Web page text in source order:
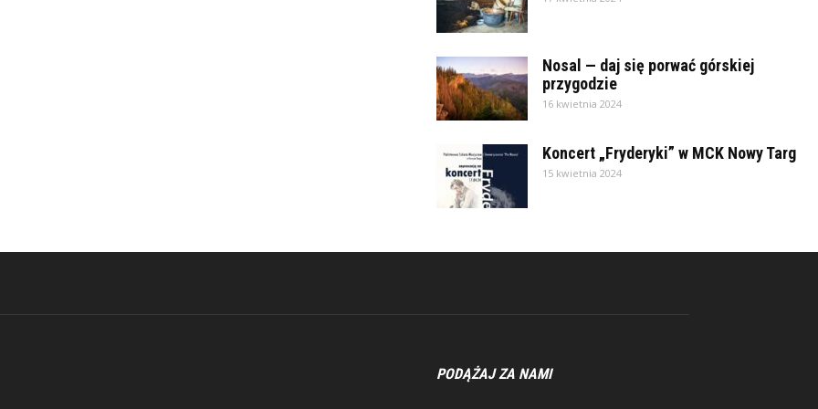
Nosal — daj się porwać górskiej
przygodzie
16 kwietnia 2024
Koncert „Fryderyki” w MCK Nowy Targ
15 kwietnia 2024
PODĄŻAJ ZA NAMI